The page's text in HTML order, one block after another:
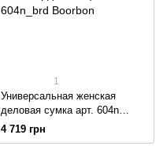
1
Универсальная женская
деловая сумка арт. 604n
ручной работы из
натуральной винтажной кожи
4 719 грн